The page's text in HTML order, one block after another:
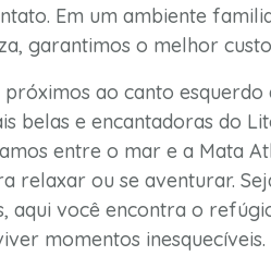
Em um ambiente
garantimos o melhor
próximos ao canto
belas e encantadoras do
entre o mar e a Mata
relaxar ou se aventurar.
aqui você encontra o
momentos inesquecíveis.